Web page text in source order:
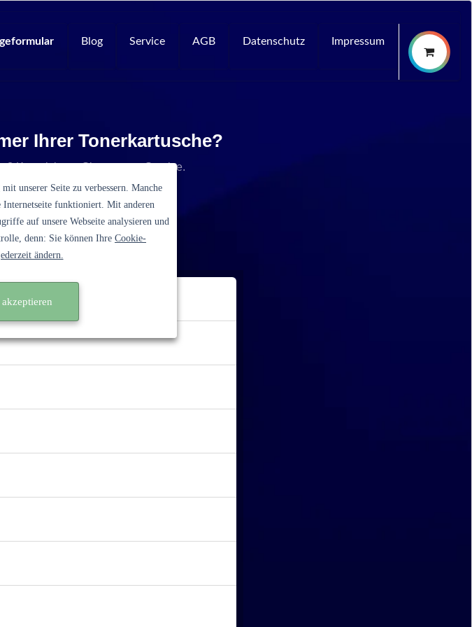
Blog Service AGB Datenschutz Impressum
Ihrer Tonerkartusche?
Kontaktieren Sie unseren Service.
unserer Seite zu verbessern. Manche
Internetseite funktioniert. Mit anderen
auf unsere Webseite analysieren und
denn: Sie können Ihre Cookie-
ändern.